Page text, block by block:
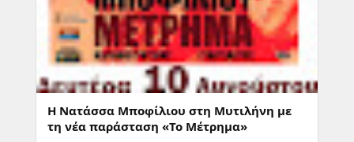
Η Νατάσσα Μποφίλιου στη Μυτιλήνη με
τη νέα παράσταση «Το Μέτρημα»